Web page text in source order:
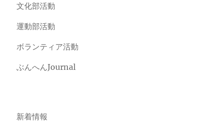
文化部活動
運動部活動
ボランティア活動
ぶんへんJournal
新着情報